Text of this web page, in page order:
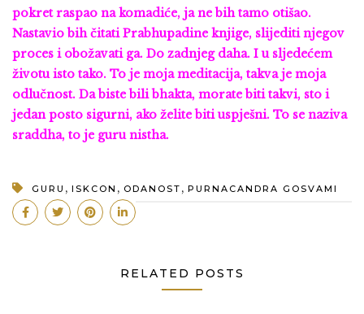
pokret raspao na komadiće, ja ne bih tamo otišao.
Nastavio bih čitati Prabhupadine knjige, slijediti njegov
proces i obožavati ga. Do zadnjeg daha. I u sljedećem
životu isto tako. To je moja meditacija, takva je moja
odlučnost. Da biste bili bhakta, morate biti takvi, sto i
jedan posto sigurni, ako želite biti uspješni. To se naziva
sraddha, to je guru nistha.
GURU , ISKCON , ODANOST , PURNACANDRA GOSVAMI
RELATED POSTS